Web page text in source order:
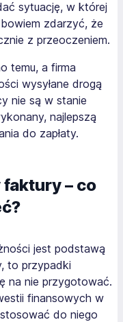
sytuację, w której
zdarzyć, że
z przeoczeniem.
temu, a firma
wysyłane drogą
nie są w stanie
najlepszą
do zapłaty.
– co
jest podstawą
to przypadki
na nie przygotować.
finansowych w
do niego